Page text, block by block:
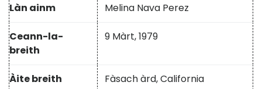
Làn ainm Melina Nava Perez
Ceann-la-
breith
9 Màrt, 1979
Àite breith Fàsach àrd, California